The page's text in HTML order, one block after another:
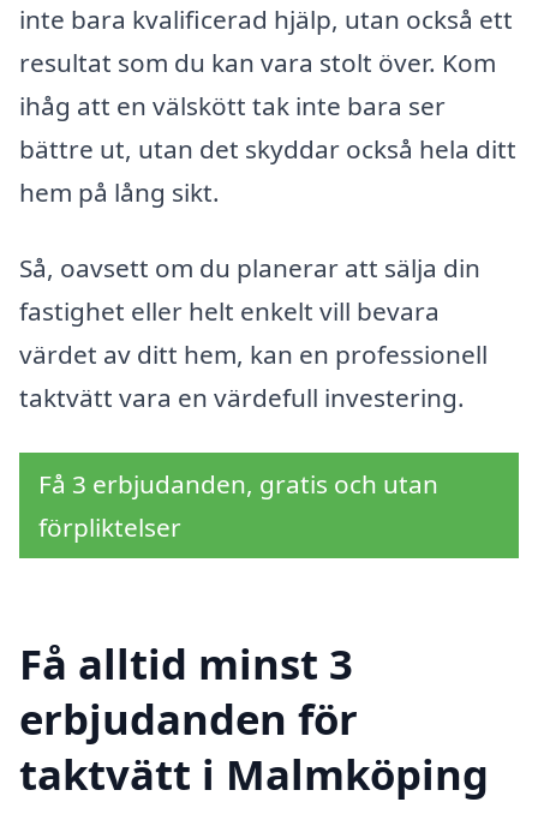
inte bara kvalificerad hjälp, utan också ett
resultat som du kan vara stolt över. Kom
ihåg att en välskött tak inte bara ser
bättre ut, utan det skyddar också hela ditt
hem på lång sikt.
Så, oavsett om du planerar att sälja din
fastighet eller helt enkelt vill bevara
värdet av ditt hem, kan en professionell
taktvätt vara en värdefull investering.
Få 3 erbjudanden, gratis och utan
förpliktelser
Få alltid minst 3
erbjudanden för
taktvätt i Malmköping